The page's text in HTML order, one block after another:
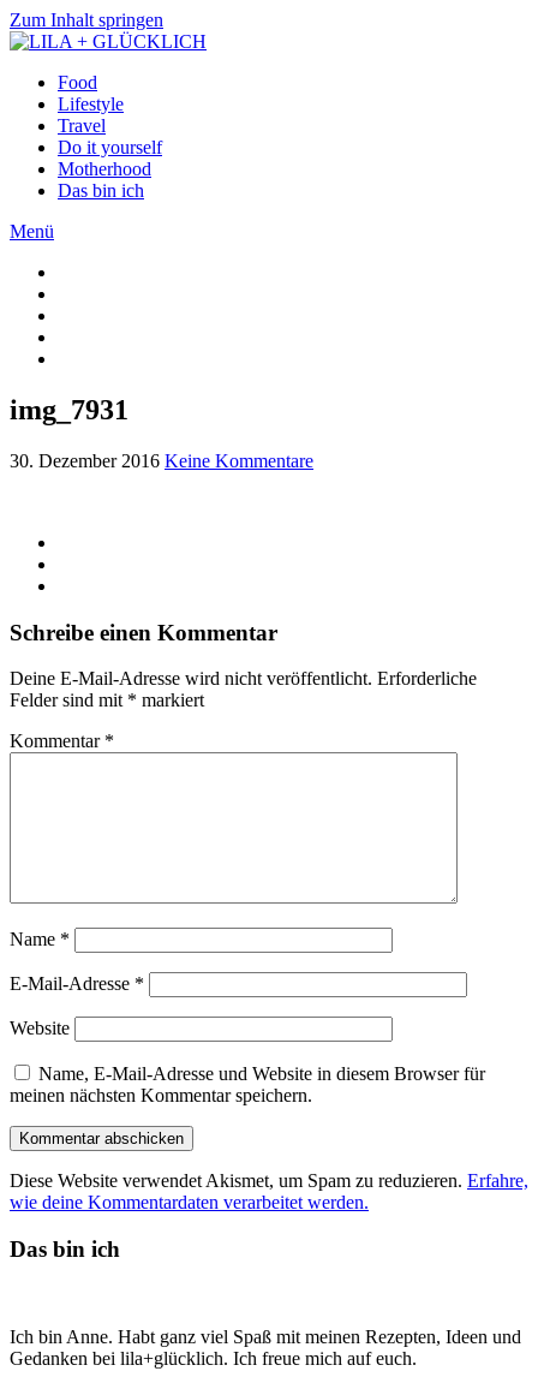
Zum Inhalt springen
Food
Lifestyle
Travel
Do it yourself
Motherhood
Das bin ich
Menü
img_7931
30. Dezember 2016 Keine Kommentare
Schreibe einen Kommentar
Deine E-Mail-Adresse wird nicht veröffentlicht. Erforderliche
Felder sind mit * markiert
Kommentar *
Name *
E-Mail-Adresse *
Website
Name, E-Mail-Adresse und Website in diesem Browser für
meinen nächsten Kommentar speichern.
Diese Website verwendet Akismet, um Spam zu reduzieren. Erfahre,
wie deine Kommentardaten verarbeitet werden.
Das bin ich
Ich bin Anne. Habt ganz viel Spaß mit meinen Rezepten, Ideen und
Gedanken bei lila+glücklich. Ich freue mich auf euch.